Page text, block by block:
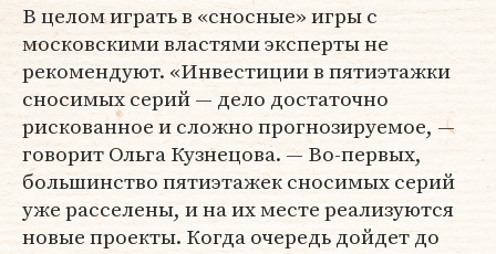
В целом играть в «сносные» игры с
московскими властями эксперты не
рекомендуют. «Инвестиции в пятиэтажки
сносимых серий — дело достаточно
рискованное и сложно прогнозируемое, —
говорит Ольга Кузнецова. — Во-первых,
большинство пятиэтажек сносимых серий
уже расселены, и на их месте реализуются
новые проекты. Когда очередь дойдет до